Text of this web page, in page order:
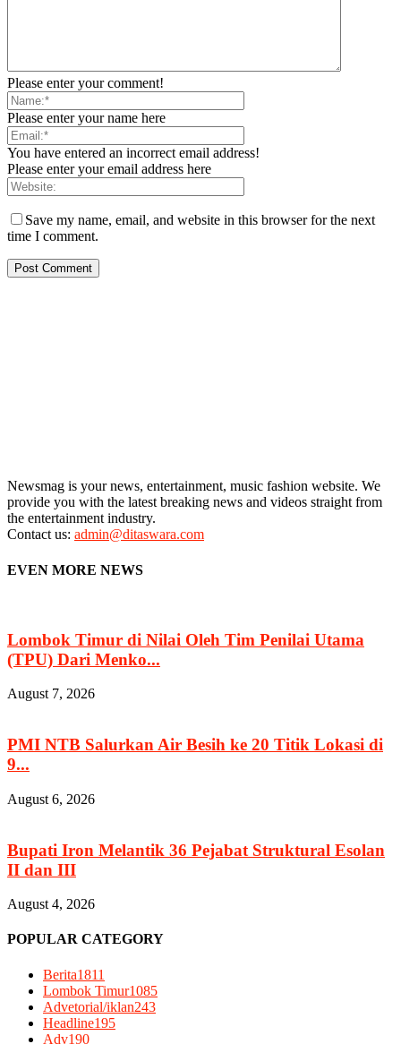
Please enter your comment!
Please enter your name here
You have entered an incorrect email address!
Please enter your email address here
Save my name, email, and website in this browser for the next
time I comment.
Newsmag is your news, entertainment, music fashion website. We
provide you with the latest breaking news and videos straight from
the entertainment industry.
Contact us: admin@ditaswara.com
EVEN MORE NEWS
Lombok Timur di Nilai Oleh Tim Penilai Utama
(TPU) Dari Menko...
August 7, 2026
PMI NTB Salurkan Air Besih ke 20 Titik Lokasi di
9...
August 6, 2026
Bupati Iron Melantik 36 Pejabat Struktural Esolan
II dan III
August 4, 2026
POPULAR CATEGORY
Berita1811
Lombok Timur1085
Advetorial/iklan243
Headline195
Adv190